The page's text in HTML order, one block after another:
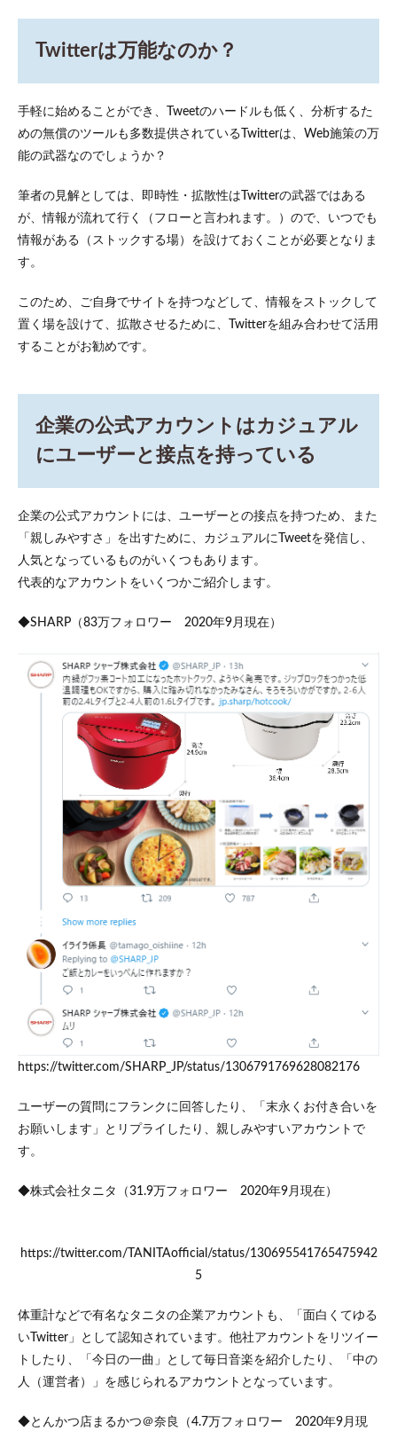
Twitterは万能なのか？
手軽に始めることができ、Tweetのハードルも低く、分析するた
めの無償のツールも多数提供されているTwitterは、Web施策の万
能の武器なのでしょうか？
筆者の見解としては、即時性・拡散性はTwitterの武器ではある
が、情報が流れて行く（フローと言われます。）ので、いつでも
情報がある（ストックする場）を設けておくことが必要となりま
す。
このため、ご自身でサイトを持つなどして、情報をストックして
置く場を設けて、拡散させるために、Twitterを組み合わせて活用
することがお勧めです。
企業の公式アカウントはカジュアル
にユーザーと接点を持っている
企業の公式アカウントには、ユーザーとの接点を持つため、また
「親しみやすさ」を出すために、カジュアルにTweetを発信し、
人気となっているものがいくつもあります。
代表的なアカウントをいくつかご紹介します。
◆SHARP（83万フォロワー 2020年9月現在）
https://twitter.com/SHARP_JP/status/1306791769628082176
ユーザーの質問にフランクに回答したり、「末永くお付き合いを
お願いします」とリプライしたり、親しみやすいアカウントで
す。
◆株式会社タニタ（31.9万フォロワー 2020年9月現在）
https://twitter.com/TANITAofficial/status/130695541765475942
5
体重計などで有名なタニタの企業アカウントも、「面白くてゆる
いTwitter」として認知されています。他社アカウントをリツイー
トしたり、「今日の一曲」として毎日音楽を紹介したり、「中の
人（運営者）」を感じられるアカウントとなっています。
◆とんかつ店まるかつ＠奈良（4.7万フォロワー 2020年9月現